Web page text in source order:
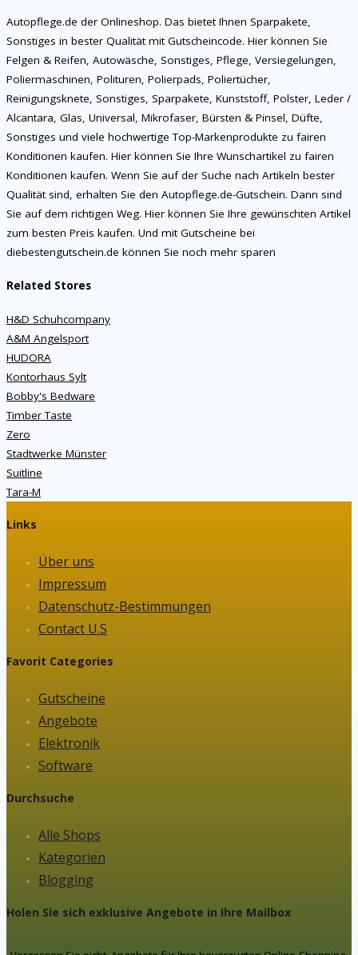
Autopflege.de der Onlineshop. Das bietet Ihnen Sparpakete,
Sonstiges in bester Qualität mit Gutscheincode. Hier können Sie
Felgen & Reifen, Autowäsche, Sonstiges, Pflege, Versiegelungen,
Poliermaschinen, Polituren, Polierpads, Poliertücher,
Reinigungsknete, Sonstiges, Sparpakete, Kunststoff, Polster, Leder /
Alcantara, Glas, Universal, Mikrofaser, Bürsten & Pinsel, Düfte,
Sonstiges und viele hochwertige Top-Markenprodukte zu fairen
Konditionen kaufen. Hier können Sie Ihre Wunschartikel zu fairen
Konditionen kaufen. Wenn Sie auf der Suche nach Artikeln bester
Qualität sind, erhalten Sie den Autopflege.de-Gutschein. Dann sind
Sie auf dem richtigen Weg. Hier können Sie Ihre gewünschten Artikel
zum besten Preis kaufen. Und mit Gutscheine bei
diebestengutschein.de können Sie noch mehr sparen
Related Stores
H&D Schuhcompany
A&M Angelsport
HUDORA
Kontorhaus Sylt
Bobby's Bedware
Timber Taste
Zero
Stadtwerke Münster
Suitline
Tara-M
Links
Über uns
Impressum
Datenschutz-Bestimmungen
Contact U.S
Favorit Categories
Gutscheine
Angebote
Elektronik
Software
Durchsuche
Alle Shops
Kategorien
Blogging
Holen Sie sich exklusive Angebote in Ihre Mailbox